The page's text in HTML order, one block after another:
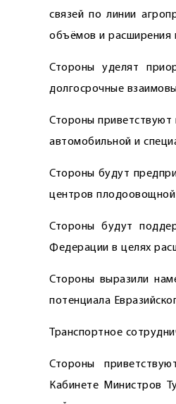
связей по линии
объёмов и расширения
Стороны уделят
долгосрочные
Стороны приветствуют
автомобильной и
Стороны будут
центров плодоовощной
Стороны будут
Федерации в целях
Стороны выразили
потенциала
Транспортное
Стороны
Кабинете Министров